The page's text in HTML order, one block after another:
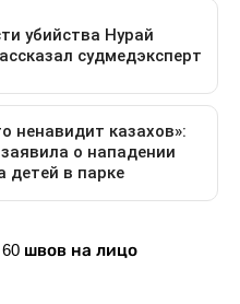
швов на лицо